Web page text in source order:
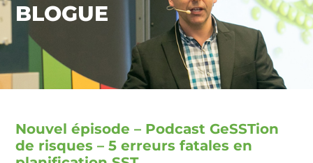
BLOGUE
Nouvel épisode – Podcast GeSSTion
de risques – 5 erreurs fatales en